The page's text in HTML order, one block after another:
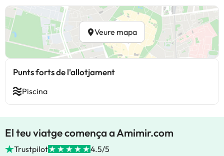
Veure mapa
Punts forts de l'allotjament
Piscina
El teu viatge comença a Amimir.com
Trustpilot 4.5/5